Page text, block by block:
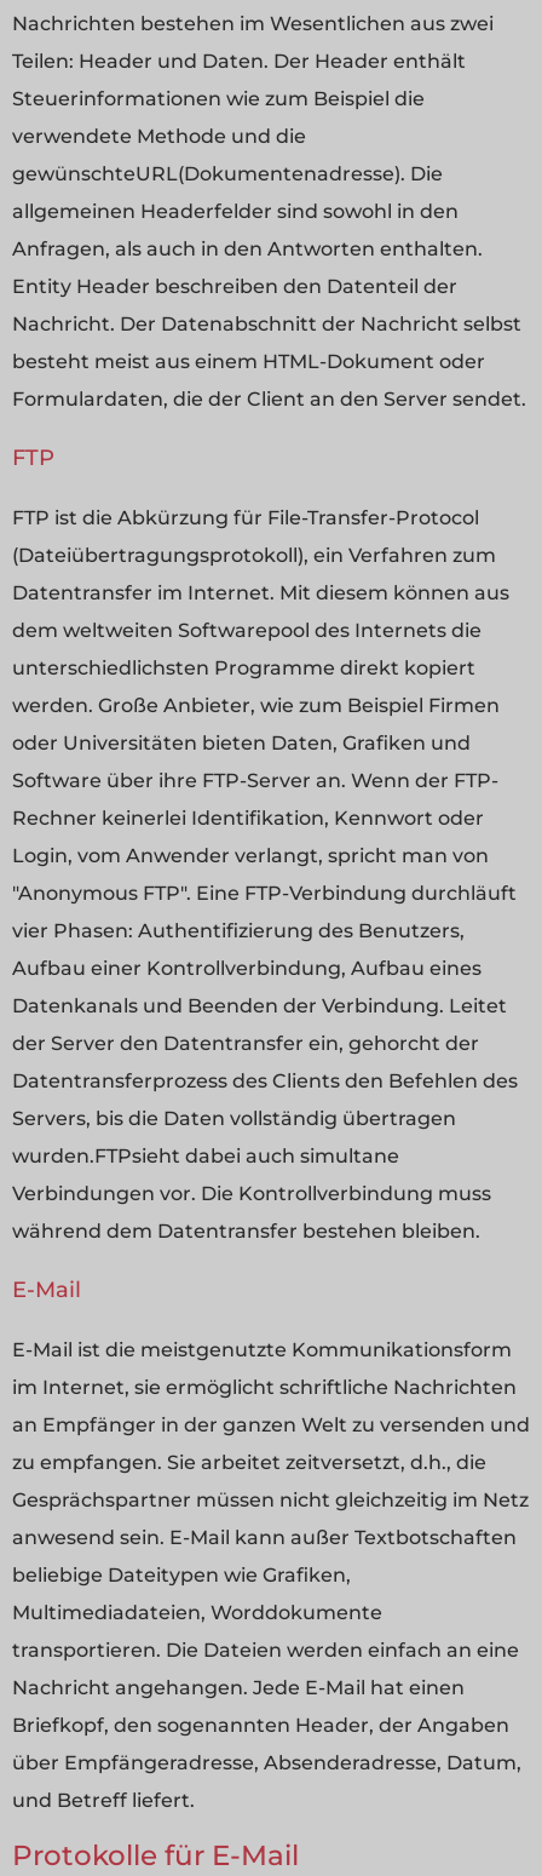
Nachrichten bestehen im Wesentlichen aus zwei
Teilen: Header und Daten. Der Header enthält
Steuerinformationen wie zum Beispiel die
verwendete Methode und die
gewünschteURL(Dokumentenadresse). Die
allgemeinen Headerfelder sind sowohl in den
Anfragen, als auch in den Antworten enthalten.
Entity Header beschreiben den Datenteil der
Nachricht. Der Datenabschnitt der Nachricht selbst
besteht meist aus einem HTML-Dokument oder
Formulardaten, die der Client an den Server sendet.
FTP
FTP ist die Abkürzung für File-Transfer-Protocol
(Dateiübertragungsprotokoll), ein Verfahren zum
Datentransfer im Internet. Mit diesem können aus
dem weltweiten Softwarepool des Internets die
unterschiedlichsten Programme direkt kopiert
werden. Große Anbieter, wie zum Beispiel Firmen
oder Universitäten bieten Daten, Grafiken und
Software über ihre FTP-Server an. Wenn der FTP-
Rechner keinerlei Identifikation, Kennwort oder
Login, vom Anwender verlangt, spricht man von
"Anonymous FTP". Eine FTP-Verbindung durchläuft
vier Phasen: Authentifizierung des Benutzers,
Aufbau einer Kontrollverbindung, Aufbau eines
Datenkanals und Beenden der Verbindung. Leitet
der Server den Datentransfer ein, gehorcht der
Datentransferprozess des Clients den Befehlen des
Servers, bis die Daten vollständig übertragen
wurden.FTPsieht dabei auch simultane
Verbindungen vor. Die Kontrollverbindung muss
während dem Datentransfer bestehen bleiben.
E-Mail
E-Mail ist die meistgenutzte Kommunikationsform
im Internet, sie ermöglicht schriftliche Nachrichten
an Empfänger in der ganzen Welt zu versenden und
zu empfangen. Sie arbeitet zeitversetzt, d.h., die
Gesprächspartner müssen nicht gleichzeitig im Netz
anwesend sein. E-Mail kann außer Textbotschaften
beliebige Dateitypen wie Grafiken,
Multimediadateien, Worddokumente
transportieren. Die Dateien werden einfach an eine
Nachricht angehangen. Jede E-Mail hat einen
Briefkopf, den sogenannten Header, der Angaben
über Empfängeradresse, Absenderadresse, Datum,
und Betreff liefert.
Protokolle für E-Mail